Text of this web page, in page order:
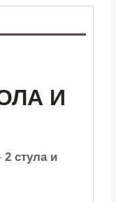
И
2 стула и